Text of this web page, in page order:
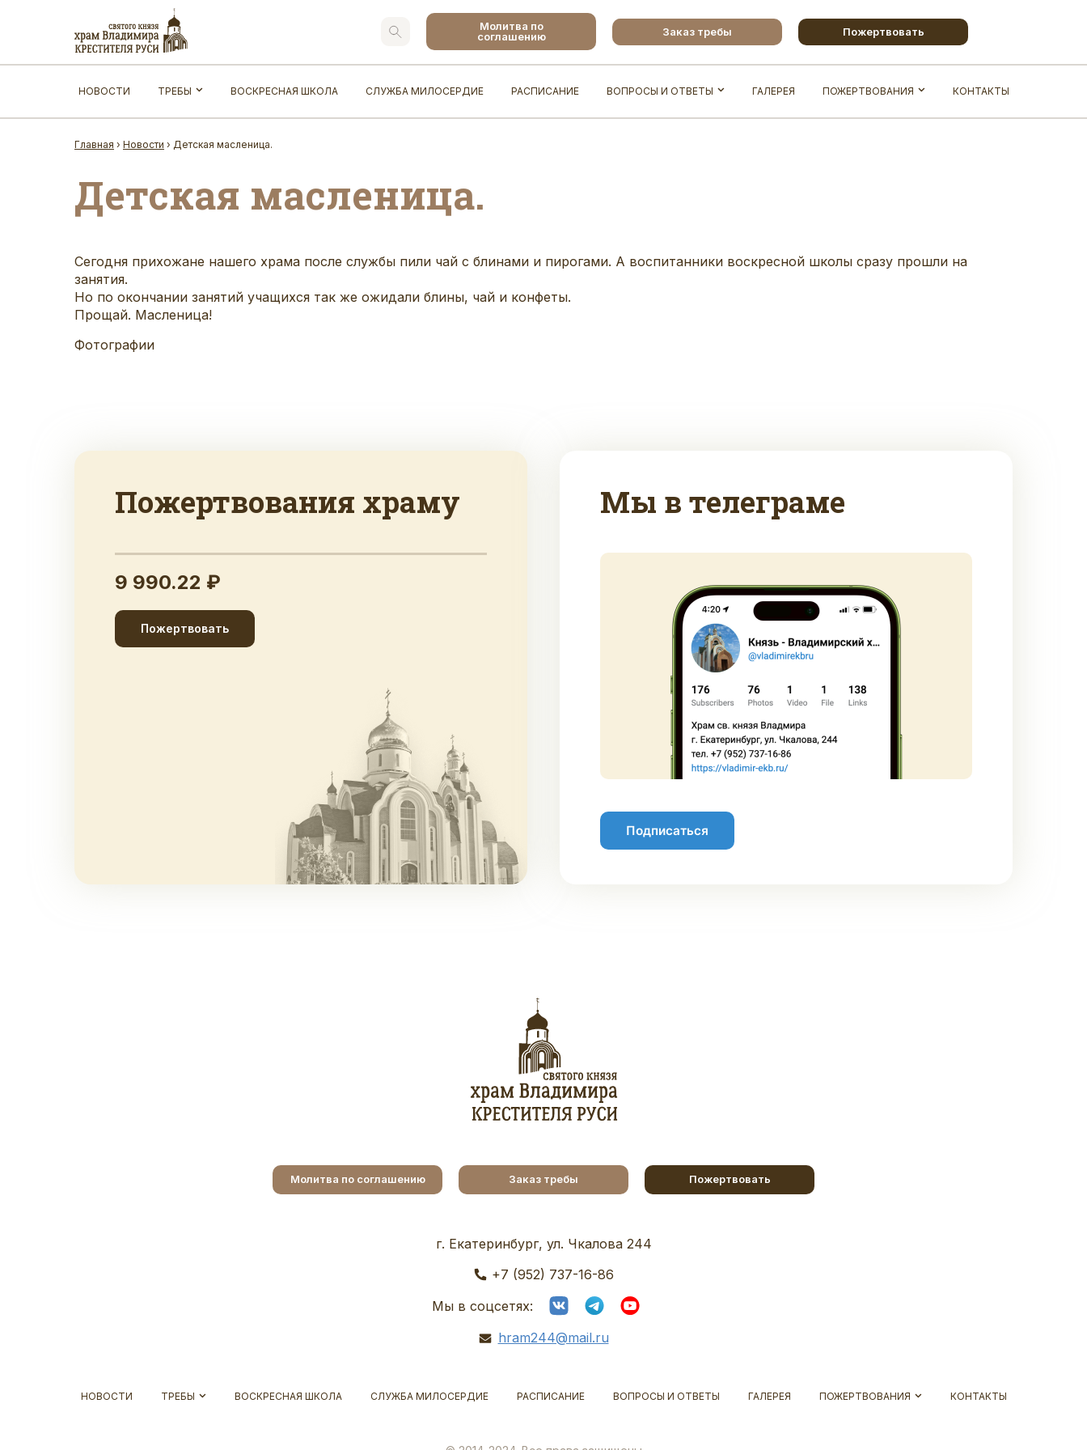
Молитва по
соглашению
Заказ требы Пожертвовать
НОВОСТИ ТРЕБЫ ВОСКРЕСНАЯ ШКОЛА СЛУЖБА МИЛОСЕРДИЕ РАСПИСАНИЕ ВОПРОСЫ И ОТВЕТЫ ГАЛЕРЕЯ ПОЖЕРТВОВАНИЯ КОНТАКТЫ
Главная › Новости › Детская масленица.
Детская масленица.
Сегодня прихожане нашего храма после службы пили чай с блинами и пирогами. А воспитанники воскресной школы сразу прошли на
занятия.
Но по окончании занятий учащихся так же ожидали блины, чай и конфеты.
Прощай. Масленица!
Фотографии
Пожертвования храму
9 990.22 ₽
Пожертвовать
Мы в телеграме
Подписаться
Молитва по соглашению Заказ требы Пожертвовать
г. Екатеринбург, ул. Чкалова 244
+7 (952) 737-16-86
Мы в соцсетях:
hram244@mail.ru
НОВОСТИ ТРЕБЫ ВОСКРЕСНАЯ ШКОЛА СЛУЖБА МИЛОСЕРДИЕ РАСПИСАНИЕ ВОПРОСЫ И ОТВЕТЫ ГАЛЕРЕЯ ПОЖЕРТВОВАНИЯ КОНТАКТЫ